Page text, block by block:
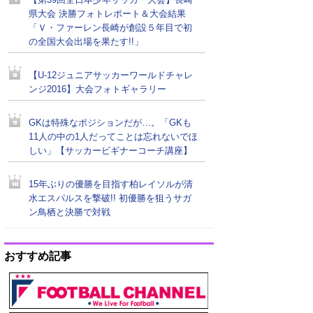
県大会 決勝フォトレポート＆大会結果
「Ｖ・ファーレン長崎が創設５年目で初
の全国大会出場を果たす!!」
【U-12ジュニアサッカーワールドチャレ
ンジ2016】大会フォトギャラリー
GKは特殊なポジションだが…。「GKも
11人の中の1人だってことは忘れないでほ
しい」【サッカービギナーコーチ講座】
15年ぶりの優勝を目指す柏レイソルが清
水エスパルスを撃破!! 初優勝を狙うサガ
ン鳥栖と決勝で対戦
おすすめ記事